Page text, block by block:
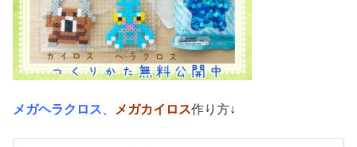
メガヘラクロス メガカイロス作り方↓